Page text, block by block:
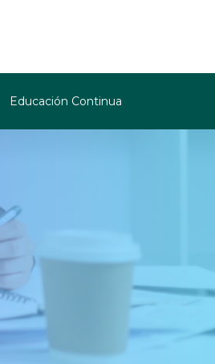
Educación Continua